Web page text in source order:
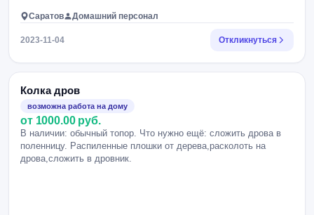
Саратов Домашний персонал
2023-11-04 Откликнуться
Колка дров
возможна работа на дому
от 1000.00 руб.
В наличии: обычный топор. Что нужно ещё: сложить дрова в
поленницу. Распиленные плошки от дерева,расколоть на
дрова,сложить в дровник.